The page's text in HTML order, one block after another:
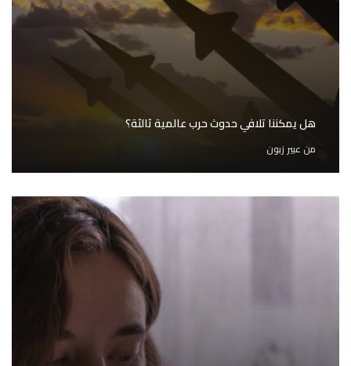
هل يمكننا تلافي حدوث حرب عالمية ثالثة؟
من عبير زبون